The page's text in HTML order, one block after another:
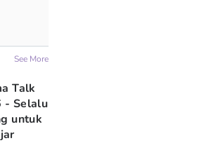
See More
Talk
- Selalu
untuk